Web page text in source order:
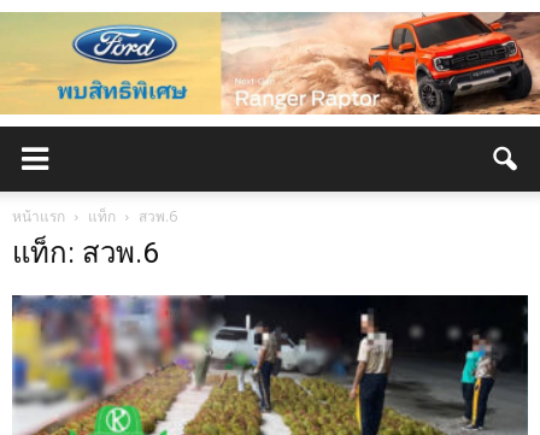
หน้าแรก แท็ก สวพ.6
แท็ก: สวพ.6